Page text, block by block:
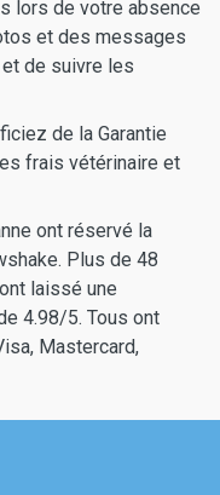
lors de votre absence
et des messages
de suivre les
de la Garantie
frais vétérinaire et
ont réservé la
Plus de 48
laissé une
4.98/5. Tous ont
Mastercard,